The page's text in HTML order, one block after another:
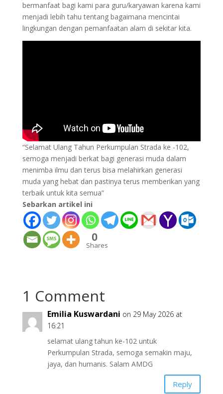
bermanfaat bagi kami para guru/karyawan karena kami
menjadi lebih tahu tentang bagaimana mencintai
lingkungan dengan pemanfaatan alam di sekitar kita.
“Selamat Ulang Tahun Perkumpulan Strada ke -102,
semoga menjadi berkat bagi generasi muda dalam
menimba ilmu dan terus bisa melahirkan generasi
muda yang hebat dan pastinya terus memberikan yang
terbaik untuk kita semua”
Sebarkan artikel ini
0
Shares
1 Comment
Emilia Kuswardani on 29 May 2026 at
16:21
selamat ulang tahun ke-102 untuk
Perkumpulan Strada, semoga semakin maju,
jaya, dan humanis. Salam AMDG
Reply